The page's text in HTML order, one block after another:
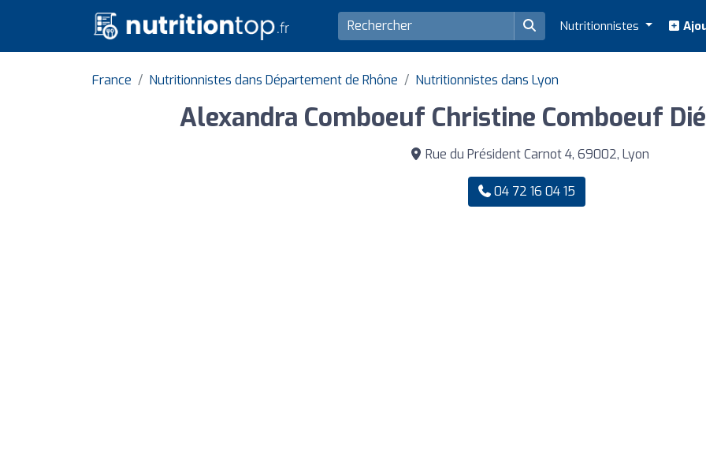
Nutritionnistes
France Nutritionnistes dans Département de Rhône Nutritionnistes dans Lyon
Alexandra Comboeuf Christine Comboeuf
Rue du Président Carnot 4, 69002, Lyon
04 72 16 04 15